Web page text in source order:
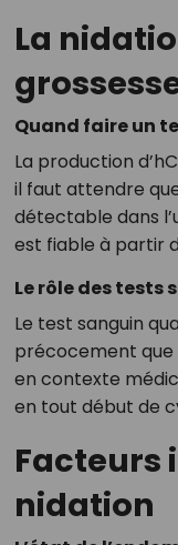
La
Quand faire un
La production
il faut attendre
détectable dans
est fiable à partir
Le rôle des tests
Le test sanguin
précocement que
en contexte
en tout début de
Facteurs
nidation